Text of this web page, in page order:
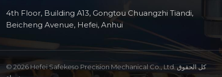
4th Floor, Building A13, Gongtou Chuangzhi Tiandi,
Beicheng Avenue, Hefei, Anhui
© 2026 Hefei Safekeso Precision Mechanical Co., Ltd. كل الحقوق